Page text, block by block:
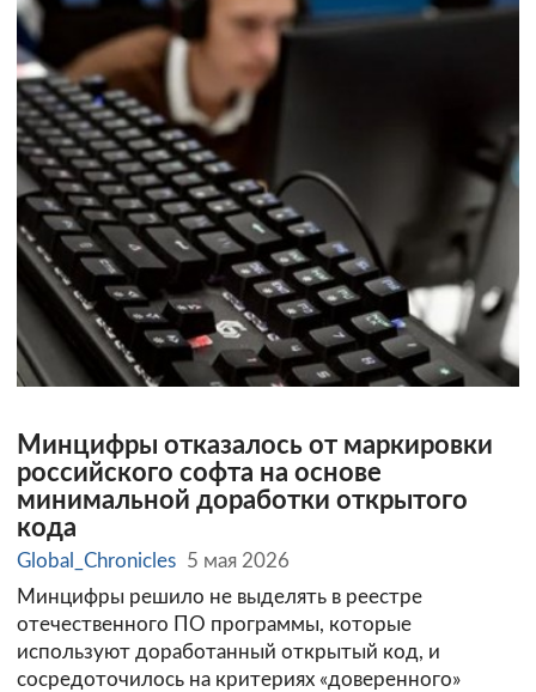
Минцифры отказалось от маркировки
российского софта на основе
минимальной доработки открытого
кода
Global_Chronicles 5 мая 2026
Минцифры решило не выделять в реестре
отечественного ПО программы, которые
используют доработанный открытый код, и
сосредоточилось на критериях «доверенного»